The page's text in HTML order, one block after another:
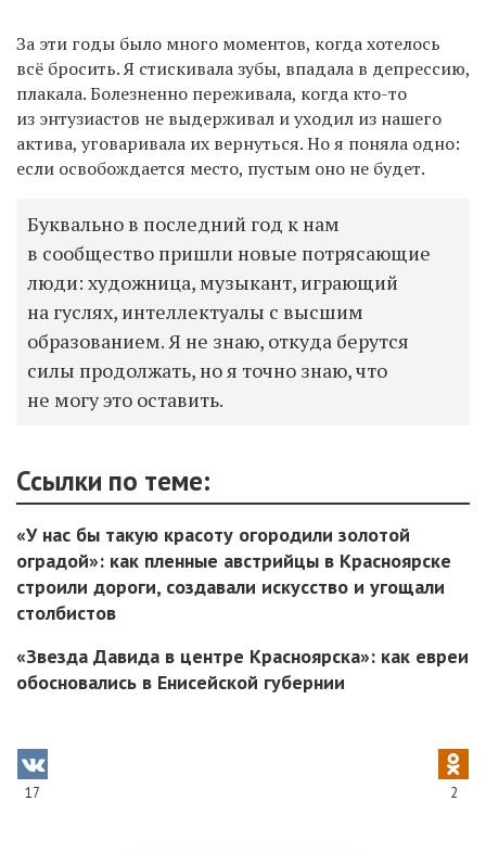
За эти годы было много моментов, когда хотелось
всё бросить. Я стискивала зубы, впадала в депрессию,
плакала. Болезненно переживала, когда кто-то
из энтузиастов не выдерживал и уходил из нашего
актива, уговаривала их вернуться. Но я поняла одно:
если освобождается место, пустым оно не будет.
Буквально в последний год к нам
в сообщество пришли новые потрясающие
люди: художница, музыкант, играющий
на гуслях, интеллектуалы с высшим
образованием. Я не знаю, откуда берутся
силы продолжать, но я точно знаю, что
не могу это оставить.
Ссылки по теме:
«У нас бы такую красоту огородили золотой
оградой»: как пленные австрийцы в Красноярске
строили дороги, создавали искусство и угощали
столбистов
«Звезда Давида в центре Красноярска»: как евреи
обосновались в Енисейской губернии
17 2